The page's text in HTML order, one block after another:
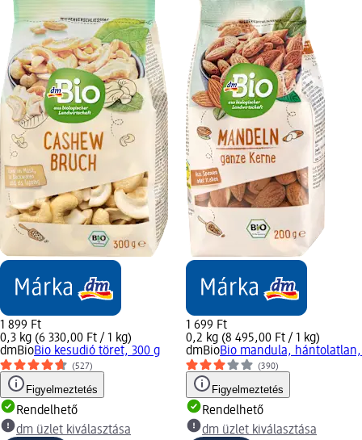
1 899 Ft
0,3 kg (6 330,00 Ft / 1 kg)
dmBioBio kesudió töret, 300 g
(527)
Figyelmeztetés
Rendelhető
dm üzlet kiválasztása
1 699 Ft
0,2 kg (8 495,00 Ft / 1 kg)
dmBioBio mandula, hántolatlan,
(390)
Figyelmeztetés
Rendelhető
dm üzlet kiválasztása